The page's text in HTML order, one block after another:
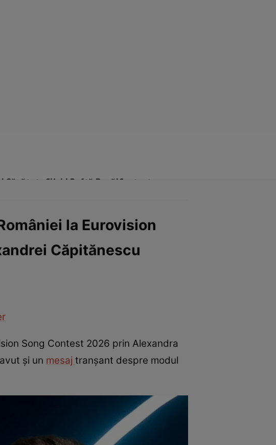
Sănătate Click! Poftă Bună!Contact
la Eurovision
Căpitănescu
Song Contest 2026 prin Alexandra
și un mesaj tranșant despre modul